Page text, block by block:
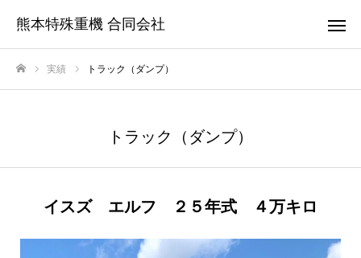
熊本特殊重機 合同会社
実績 トラック（ダンプ）
トラック（ダンプ）
イスズ エルフ ２５年式 ４万キロ